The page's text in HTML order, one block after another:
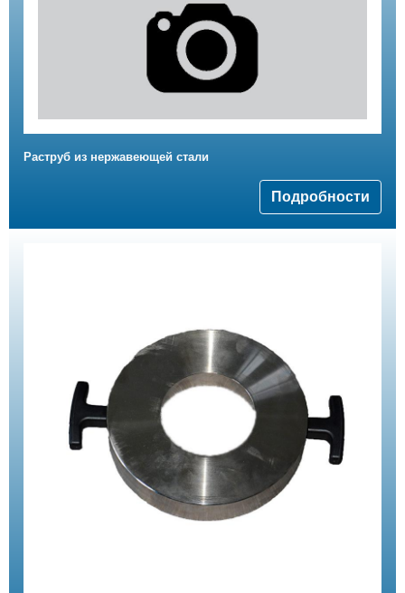
Раструб из нержавеющей стали
Подробности